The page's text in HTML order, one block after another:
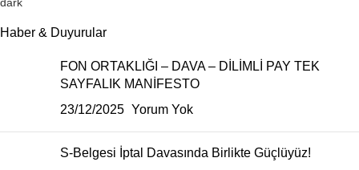
Haber & Duyurular
FON ORTAKLIĞI – DAVA – DİLİMLİ PAY TEK
SAYFALIK MANİFESTO
23/12/2025 Yorum Yok
S-Belgesi İptal Davasında Birlikte Güçlüyüz!